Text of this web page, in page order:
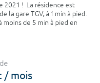
2021 ! La résidence est
la gare TGV, à 1min à pied.
moins de 5 min à pied en
/ mois